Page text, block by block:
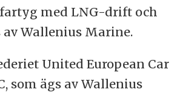
med LNG-drift och
Wallenius Marine.
United European Car
som ägs av Wallenius